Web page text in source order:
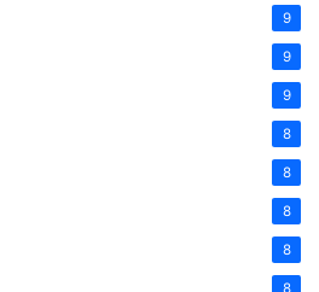
9
9
9
8
8
8
8